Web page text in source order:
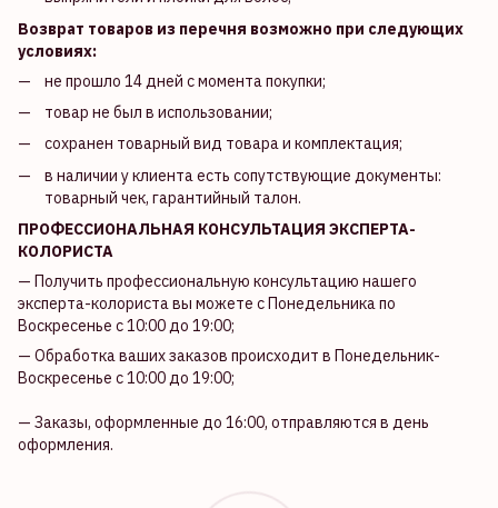
Возврат товаров из перечня возможно при следующих
условиях:
не прошло 14 дней с момента покупки;
товар не был в использовании;
сохранен товарный вид товара и комплектация;
в наличии у клиента есть сопутствующие документы:
товарный чек, гарантийный талон.
ПРОФЕССИОНАЛЬНАЯ КОНСУЛЬТАЦИЯ ЭКСПЕРТА-
КОЛОРИСТА
— Получить профессиональную консультацию нашего
эксперта-колориста вы можете с Понедельника по
Воскресенье с 10:00 до 19:00;
— Обработка ваших заказов происходит в Понедельник-
Воскресенье с 10:00 до 19:00;
— Заказы, оформленные до 16:00, отправляются в день
оформления.